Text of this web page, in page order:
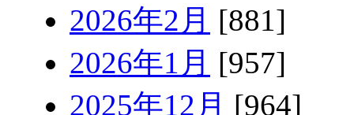
2026年2月 [881]
2026年1月 [957]
2025年12月 [964]